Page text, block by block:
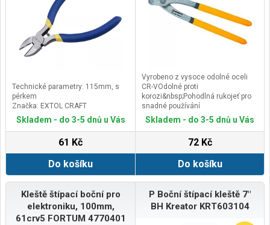
Technické parametry: 115mm, s
pérkem
Značka: EXTOL CRAFT
Skladem - do 3-5 dnů u Vás
61 Kč
Do košíku
Vyrobeno z vysoce odolné oceli
CR-VOdolné proti
korozi&nbsp;Pohodlná rukojeť pro
snadné používání
Skladem - do 3-5 dnů u Vás
72 Kč
Do košíku
Kleště štípací boční pro
elektroniku, 100mm,
61crv5 FORTUM 4770401
P Boční štípací kleště 7"
BH Kreator KRT603104